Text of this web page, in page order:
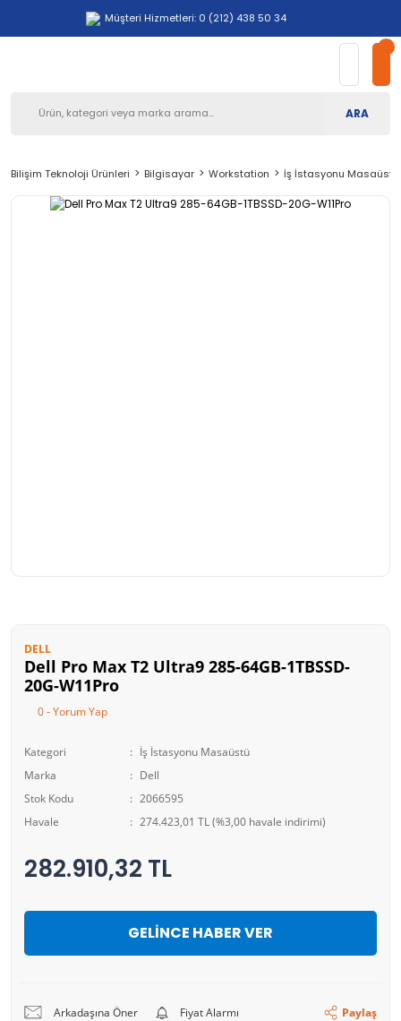
Müşteri Hizmetleri: 0 (212) 438 50 34
ARA
Bilişim Teknoloji Ürünleri Bilgisayar Workstation İş İstasyonu Masaüstü
DELL
Dell Pro Max T2 Ultra9 285-64GB-1TBSSD-
20G-W11Pro
0 - Yorum Yap
Kategori
İş İstasyonu Masaüstü
Marka
Dell
Stok Kodu
2066595
Havale
274.423,01 TL (%3,00 havale indirimi)
282.910,32 TL
GELİNCE HABER VER
Arkadaşına Öner Fiyat Alarmı Paylaş